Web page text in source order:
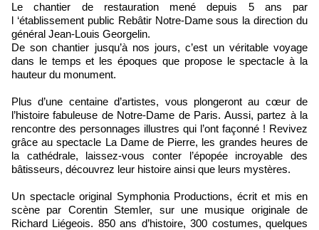
Le chantier de restauration mené depuis 5 ans par
l ‘établissement public Rebâtir Notre-Dame sous la direction du
général Jean-Louis Georgelin.
De son chantier jusqu’à nos jours, c’est un véritable voyage
dans le temps et les époques que propose le spectacle à la
hauteur du monument.
Plus d’une centaine d’artistes, vous plongeront au cœur de
l’histoire fabuleuse de Notre-Dame de Paris. Aussi, partez à la
rencontre des personnages illustres qui l’ont façonné ! Revivez
grâce au spectacle La Dame de Pierre, les grandes heures de
la cathédrale, laissez-vous conter l’épopée incroyable des
bâtisseurs, découvrez leur histoire ainsi que leurs mystères.
Un spectacle original Symphonia Productions, écrit et mis en
scène par Corentin Stemler, sur une musique originale de
Richard Liégeois. 850 ans d’histoire, 300 costumes, quelques